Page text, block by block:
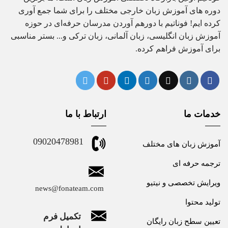
دوره های آموزش زبان خارجی مختلف را برای شما جمع آوری
کرده ایم! فوناتیم با دورهم آوردن مدرسان حرفه‌ای در حوزه
آموزش زبان انگلیسی، زبان آلمانی، زبان ترکی و... بستر مناسبی
برای آموزش فراهم کرده.
خدمات ما
آموزش زبان های مختلف
ترجمه حرفه ای
ویرایش تخصصی و نیتیو
تولید محتوا
تعیین سطح زبان رایگان
ارتباط با ما
09020478981
news@fonateam.com
تکمیل فرم